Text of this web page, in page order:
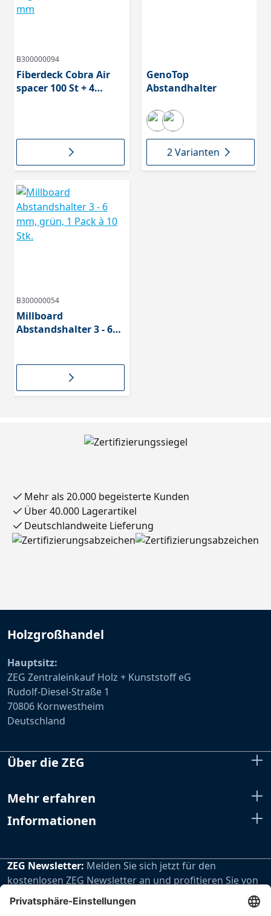
B300000094
Fiberdeck Cobra Air
spacer 100 St + 4
GenoTop
Abstandhalter
2 Varianten
B300000054
Millboard
Abstandshalter 3 - 6
Mehr als 20.000 begeisterte Kunden
Über 40.000 Lagerartikel
Deutschlandweite Lieferung
Holzgroßhandel
Hauptsitz:
ZEG Zentraleinkauf Holz + Kunststoff eG
Rudolf-Diesel-Straße 1
70806 Kornwestheim
Deutschland
Über die ZEG
Mehr erfahren
Informationen
ZEG Newsletter: Melden Sie sich jetzt für den
kostenlosen ZEG Newsletter an und profitieren Sie von
den extra Vorteilen unseres regelmäßig erscheinenden
Newsletters.